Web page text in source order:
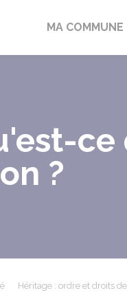
Chambon-la-Fôret
MA COMMUNE
?
Héritage : ordre et droits